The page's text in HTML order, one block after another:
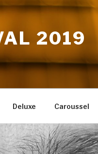
2019
Deluxe Caroussel